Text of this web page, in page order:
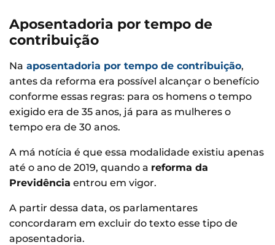
Aposentadoria por tempo de
contribuição
Na aposentadoria por tempo de contribuição,
antes da reforma era possível alcançar o benefício
conforme essas regras: para os homens o tempo
exigido era de 35 anos, já para as mulheres o
tempo era de 30 anos.
A má notícia é que essa modalidade existiu apenas
até o ano de 2019, quando a reforma da
Previdência entrou em vigor.
A partir dessa data, os parlamentares
concordaram em excluir do texto esse tipo de
aposentadoria.